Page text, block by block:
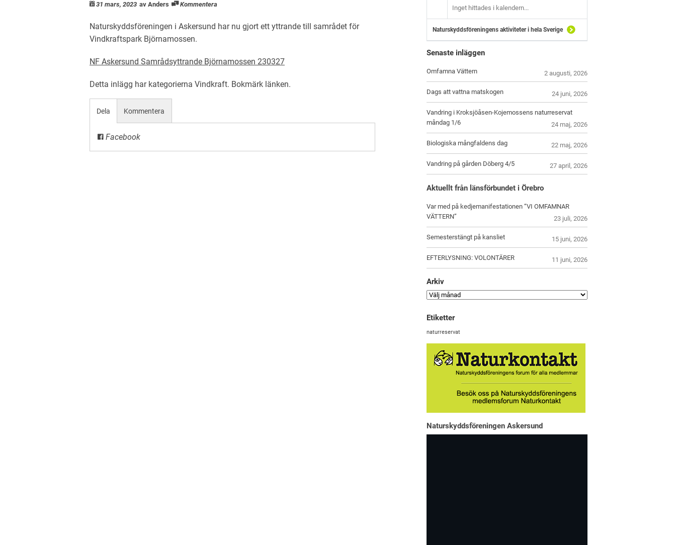
31 mars, 2023 av Anders Kommentera
Naturskyddsföreningen i Askersund har nu gjort ett yttrande till samrådet för
Vindkraftspark Björnamossen.
NF Askersund Samrådsyttrande Björnamossen 230327
Detta inlägg har kategorierna Vindkraft. Bokmärk länken.
Dela
Facebook
Kommentera
Inget hittades i kalendern...
Naturskyddsföreningens aktiviteter i hela Sverige
Senaste inläggen
Omfamna Vättern 2 augusti, 2026
Dags att vattna matskogen 24 juni, 2026
Vandring i Kroksjöåsen-Kojemossens naturreservat
måndag 1/6
24 maj, 2026
Biologiska mångfaldens dag 22 maj, 2026
Vandring på gården Döberg 4/5 27 april, 2026
Aktuellt från länsförbundet i Örebro
Var med på kedjemanifestationen “VI OMFAMNAR
VÄTTERN”
23 juli, 2026
Semesterstängt på kansliet 15 juni, 2026
EFTERLYSNING: VOLONTÄRER 11 juni, 2026
Arkiv
Etiketter
naturreservat
Naturskyddsföreningen Askersund